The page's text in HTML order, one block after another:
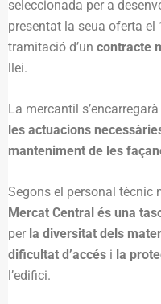
seleccionada per a
presentat la seua oferta el
tramitació d’un contracte
llei.
La mercantil
les actuacions
manteniment de les
Segons el personal tècnic
Mercat Central és una
per la diversitat dels
dificultat d’accés i la
l’edifici.